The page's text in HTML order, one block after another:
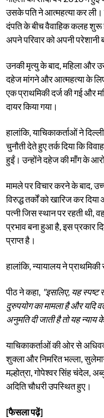
उसके पति ने आत्महत्या कर ली।
दंपति के बीच वैवाहिक कलह शुरू
अपने परिवार को अपनी परेशानी
उनकी मृत्यु के बाद, महिला और
दहेज मांगने और आत्महत्या के
एक प्राथमिकी दर्ज की गई और
दायर किया गया।
हालांकि, याचिकाकर्ताओं ने
चुनौती देते हुए तर्क दिया कि
हुईं। उन्होंने दहेज की माँग के
मामले पर विचार करने के बाद,
विरुद्ध तर्कों को खारिज कर
पत्नी जिस स्थान पर रहती थी,
प्रभाव बना हुआ है, इस प्रकार
प्राप्त है।
हालांकि, न्यायालय ने प्राथमिकी
पीठ ने कहा, "इसलिए, यह स्पष्ट
दुरुपयोग का मामला है और यदि
अनुमति दी जाती है तो यह न्याय
याचिकाकर्ताओं की ओर से
शुक्ला और निमरित भल्ला,
मल्होत्रा, गोपेश्वर सिंह चंदेल,
अदिति चौधरी उपस्थित हुए।
[फैसला पढ़ें]